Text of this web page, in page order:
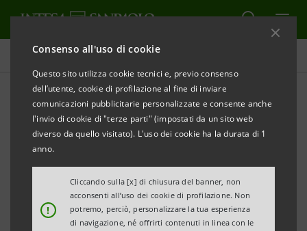
Consenso all'uso di cookie
Questo sito utilizza cookie tecnici e, previo consenso
dell’utente, cookie di profilazione al fine di inviare
comunicazioni pubblicitarie personalizzate e consente anche
l'invio di cookie di "terze parti" (impostati da un sito web
diverso da quello visitato). L'uso dei cookie ha la durata di 1
anno.
!
Cliccando sulla [x] di chiusura del banner, non
acconsenti all’uso dei cookie di profilazione. Non
potremo, perciò, personalizzare la tua esperienza
di navigazione, né offrirti contenuti in linea con le
Tutte le news
Rent ForYou: noleggio
operativo beni strumentali
con Intesa Sanpaolo